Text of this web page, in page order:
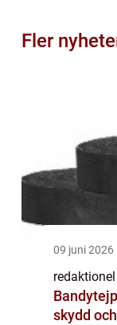
Fler
09 juni 2026
redaktionel
skydd